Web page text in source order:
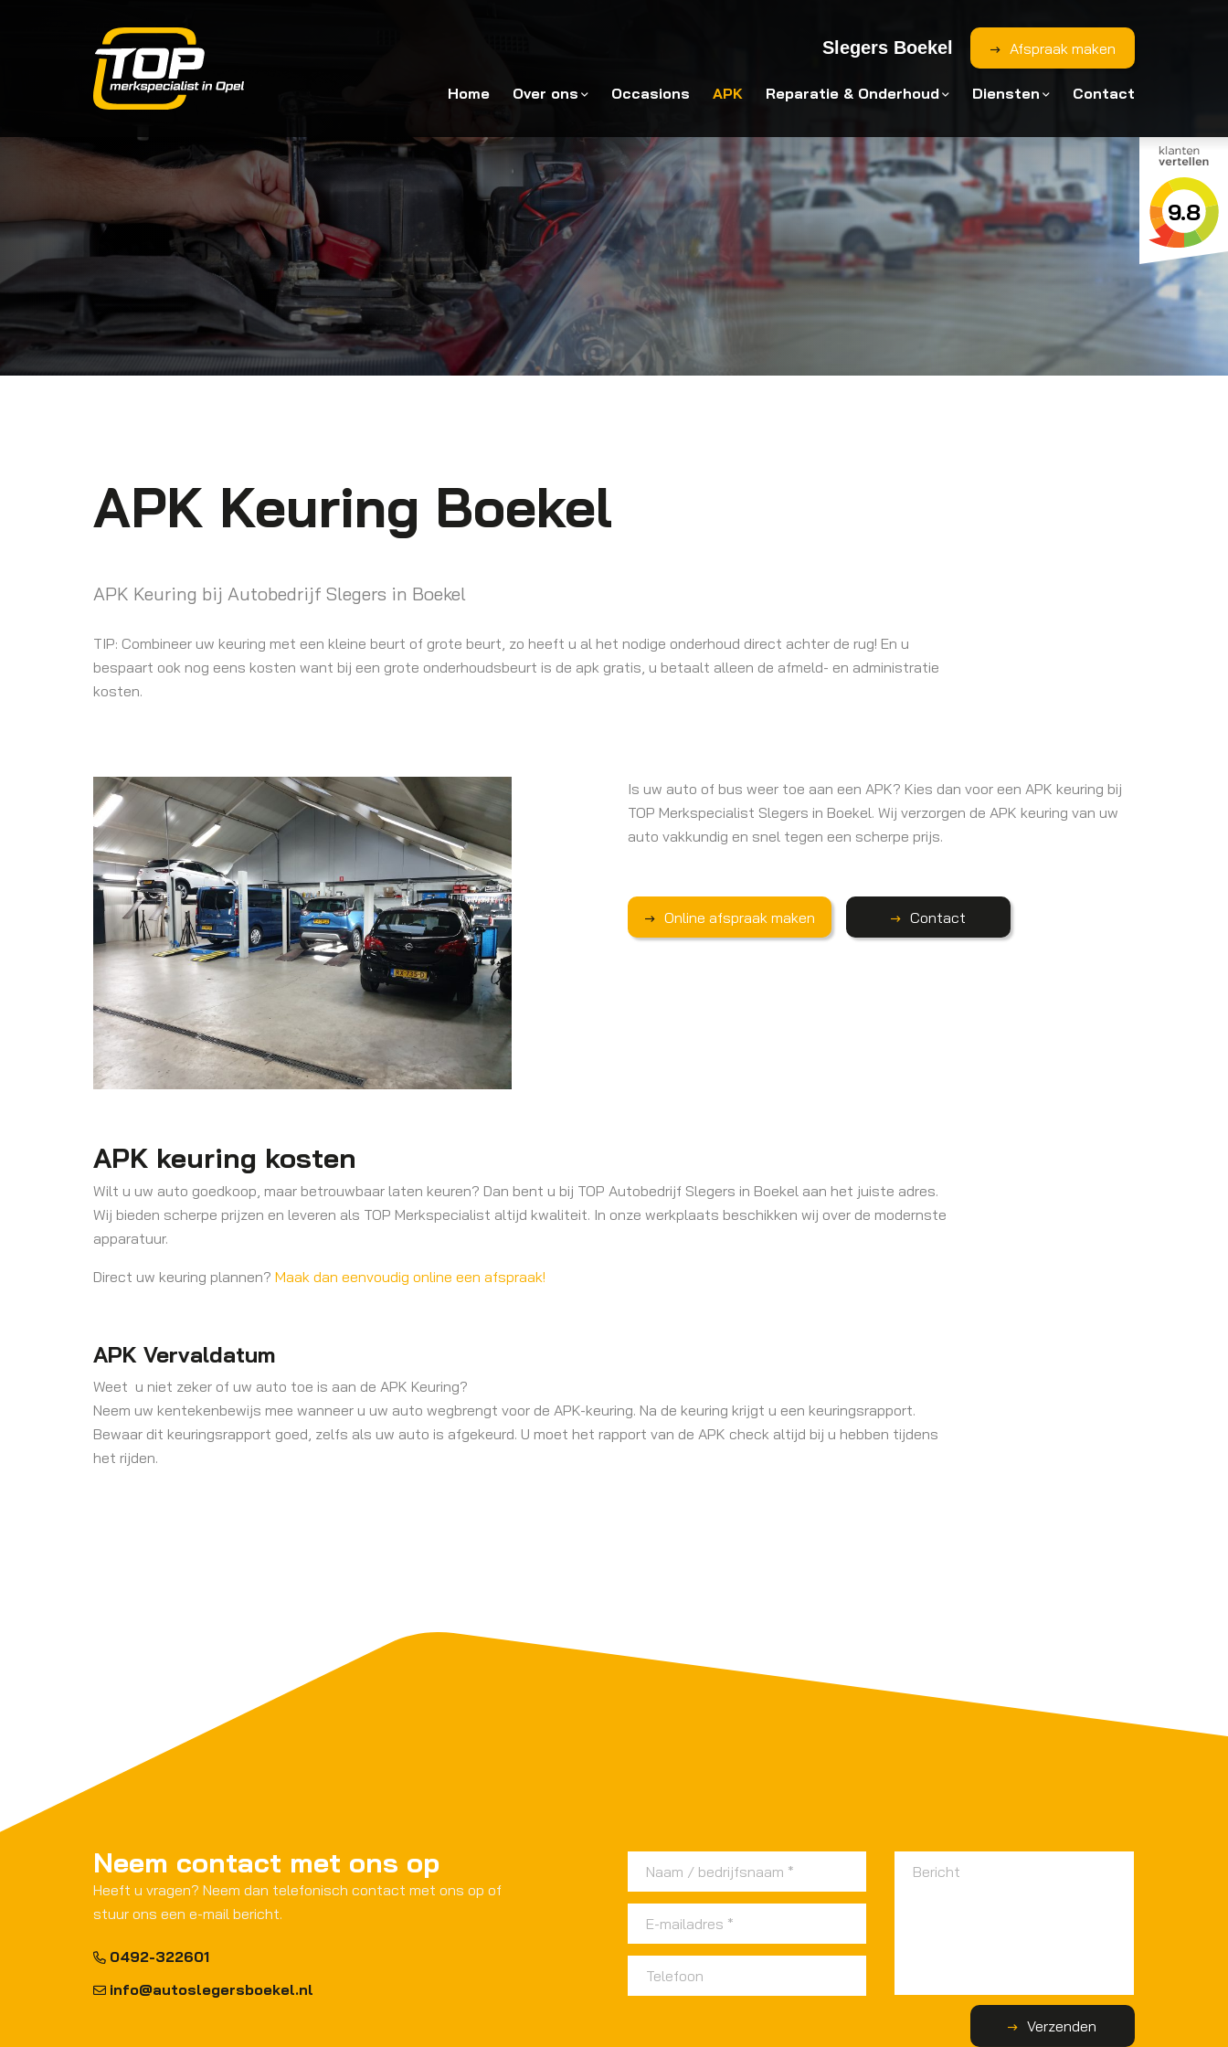
Slegers Boekel Afspraak maken
Home Over ons Occasions APK Reparatie & Onderhoud Diensten Contact
9.8
APK Keuring Boekel
APK Keuring bij Autobedrijf Slegers in Boekel
TIP: Combineer uw keuring met een kleine beurt of grote beurt, zo heeft u al het nodige onderhoud direct achter de rug! En u
bespaart ook nog eens kosten want bij een grote onderhoudsbeurt is de apk gratis, u betaalt alleen de afmeld- en administratie
kosten.
Is uw auto of bus weer toe aan een APK? Kies dan voor een APK keuring bij
TOP Merkspecialist Slegers in Boekel. Wij verzorgen de APK keuring van uw
auto vakkundig en snel tegen een scherpe prijs.
Online afspraak maken Contact
APK keuring kosten
Wilt u uw auto goedkoop, maar betrouwbaar laten keuren? Dan bent u bij TOP Autobedrijf Slegers in Boekel aan het juiste adres.
Wij bieden scherpe prijzen en leveren als TOP Merkspecialist altijd kwaliteit. In onze werkplaats beschikken wij over de modernste
apparatuur.
Direct uw keuring plannen? Maak dan eenvoudig online een afspraak!
APK Vervaldatum
Weet u niet zeker of uw auto toe is aan de APK Keuring?
Neem uw kentekenbewijs mee wanneer u uw auto wegbrengt voor de APK-keuring. Na de keuring krijgt u een keuringsrapport.
Bewaar dit keuringsrapport goed, zelfs als uw auto is afgekeurd. U moet het rapport van de APK check altijd bij u hebben tijdens
het rijden.
Neem contact met ons op
Heeft u vragen? Neem dan telefonisch contact met ons op of
stuur ons een e-mail bericht.
0492-322601
info@autoslegersboekel.nl
Verzenden